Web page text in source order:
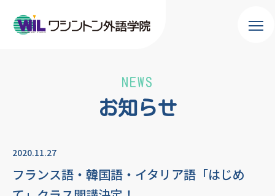
お知らせ
NEWS
2020.11.27
フランス語・韓国語・イタリア語「はじめ